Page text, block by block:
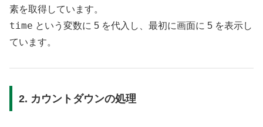
素を取得しています。
time という変数に 5 を代入し、最初に画面に 5 を表示し
ています。
2. カウントダウンの処理